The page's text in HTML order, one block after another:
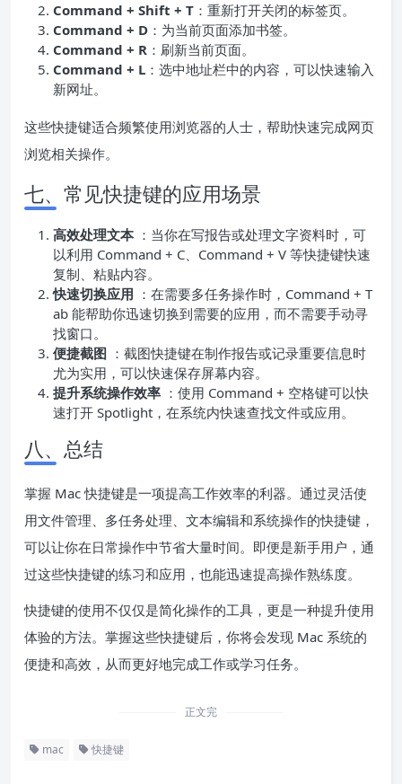
Command + Shift + T ：重新打开关闭的标签页。
Command + D ：为当前页面添加书签。
Command + R ：刷新当前页面。
Command + L ：选中地址栏中的内容，可以快速输入
新网址。
这些快捷键适合频繁使用浏览器的人士，帮助快速完成网页
浏览相关操作。
七、常见快捷键的应用场景
高效处理文本 ：当你在写报告或处理文字资料时，可
以利用 Command + C、Command + V 等快捷键快速
复制、粘贴内容。
快速切换应用 ：在需要多任务操作时，Command + T
ab 能帮助你迅速切换到需要的应用，而不需要手动寻
找窗口。
便捷截图 ：截图快捷键在制作报告或记录重要信息时
尤为实用，可以快速保存屏幕内容。
提升系统操作效率 ：使用 Command + 空格键可以快
速打开 Spotlight，在系统内快速查找文件或应用。
八、总结
掌握 Mac 快捷键是一项提高工作效率的利器。通过灵活使
用文件管理、多任务处理、文本编辑和系统操作的快捷键，
可以让你在日常操作中节省大量时间。即便是新手用户，通
过这些快捷键的练习和应用，也能迅速提高操作熟练度。
快捷键的使用不仅仅是简化操作的工具，更是一种提升使用
体验的方法。掌握这些快捷键后，你将会发现 Mac 系统的
便捷和高效，从而更好地完成工作或学习任务。
正文完
mac 快捷键